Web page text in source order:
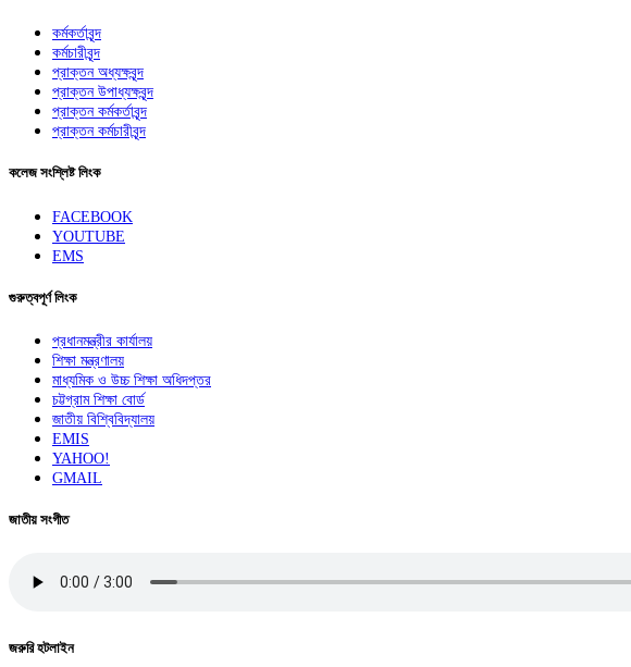
কর্মকর্তাবৃন্দ
কর্মচারীবৃন্দ
প্রাক্তন অধ্যক্ষবৃন্দ
প্রাক্তন উপাধ্যক্ষবৃন্দ
প্রাক্তন কর্মকর্তাবৃন্দ
প্রাক্তন কর্মচারীবৃন্দ
কলেজ সংশ্লিষ্ট লিংক
FACEBOOK
YOUTUBE
EMS
গুরুত্বপূর্ণ লিংক
প্রধানমন্ত্রীর কার্যালয়
শিক্ষা মন্ত্রণালয়
মাধ্যমিক ও উচ্চ শিক্ষা অধিদপ্তর
চট্টগ্রাম শিক্ষা বোর্ড
জাতীয় বিশ্বিবিদ্যালয়
EMIS
YAHOO!
GMAIL
জাতীয় সংগীত
জরুরি হটলাইন